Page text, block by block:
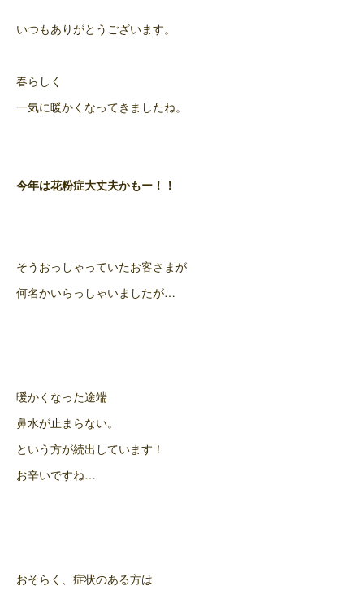
いつもありがとうございます。
春らしく
一気に暖かくなってきましたね。
今年は花粉症大丈夫かもー！！
そうおっしゃっていたお客さまが
何名かいらっしゃいましたが…
暖かくなった途端
鼻水が止まらない。
という方が続出しています！
お辛いですね…
おそらく、症状のある方は